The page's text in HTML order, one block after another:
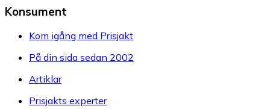
Konsument
Kom igång med Prisjakt
På din sida sedan 2002
Artiklar
Prisjakts experter